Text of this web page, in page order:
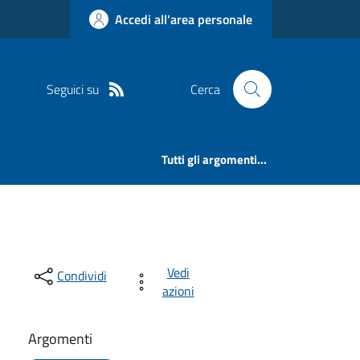
Accedi all'area personale
Seguici su Cerca
Tutti gli argomenti...
Condividi
Vedi
azioni
Argomenti